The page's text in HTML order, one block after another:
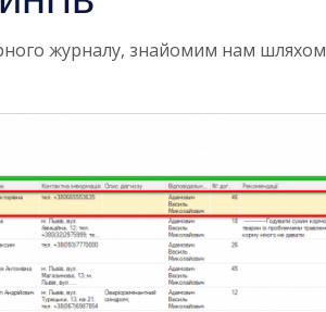
журналу, знайомим нам шляхом